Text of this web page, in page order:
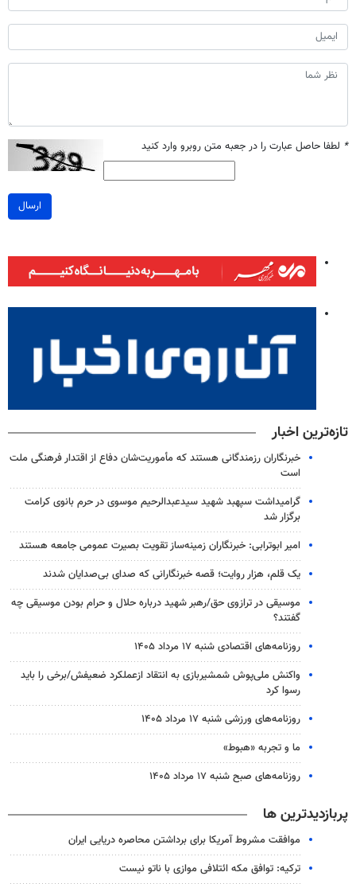
* لطفا حاصل عبارت را در جعبه متن روبرو وارد کنید
ارسال
تازه‌ترین اخبار
خبرنگاران رزمندگانی هستند که مأموریت‌شان دفاع از اقتدار فرهنگی ملت
است
گرامیداشت سپهبد شهید سیدعبدالرحیم موسوی در حرم بانوی کرامت
برگزار شد
امیر ابوترابی: خبرنگاران زمینه‌ساز تقویت بصیرت عمومی جامعه هستند
یک قلم، هزار روایت؛ قصه خبرنگارانی که صدای بی‌صدایان شدند
موسیقی در ترازوی حق/رهبر شهید درباره حلال و حرام بودن موسیقی چه
گفتند؟
روزنامه‌های اقتصادی شنبه ۱۷ مرداد ۱۴۰۵
واکنش ملی‌پوش شمشیربازی به انتقاد ازعملکرد ضعیفش/برخی را باید
رسوا کرد
روزنامه‌های ورزشی شنبه ۱۷ مرداد ۱۴۰۵
ما و تجربه «هبوط»
روزنامه‌های صبح شنبه ۱۷ مرداد ۱۴۰۵
پربازدیدترین ها
موافقت مشروط آمریکا برای برداشتن محاصره دریایی ایران
ترکیه: توافق مکه ائتلافی موازی با ناتو نیست